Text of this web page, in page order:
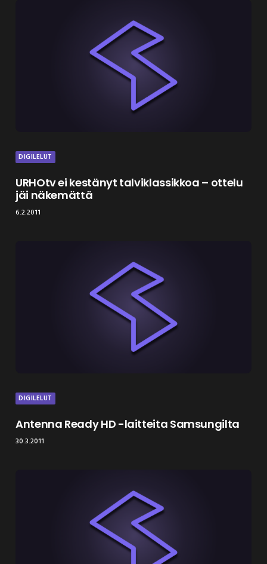
DIGILELUT
URHOtv ei kestänyt talviklassikkoa – ottelu
jäi näkemättä
6.2.2011
DIGILELUT
Antenna Ready HD -laitteita Samsungilta
30.3.2011